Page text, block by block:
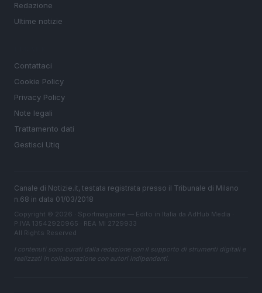
Redazione
Ultime notizie
Contattaci
Cookie Policy
Privacy Policy
Note legali
Trattamento dati
Gestisci Utiq
Canale di Notizie.it, testata registrata presso il Tribunale di Milano
n.68 in data 01/03/2018
Copyright © 2026 · Sportmagazine — Edito in Italia da AdHub Media
P.IVA 13542920965 · REA MI 2729933
All Rights Reserved
I contenuti sono curati dalla redazione con il supporto di strumenti digitali e
realizzati in collaborazione con autori indipendenti.